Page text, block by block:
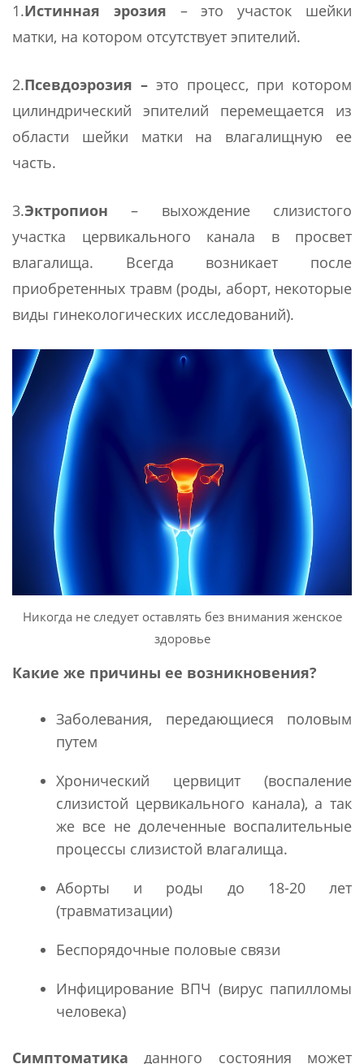
1.Истинная эрозия – это участок шейки
матки, на котором отсутствует эпителий.
2.Псевдоэрозия – это процесс, при котором
цилиндрический эпителий перемещается из
области шейки матки на влагалищную ее
часть.
3.Эктропион – выхождение слизистого
участка цервикального канала в просвет
влагалища. Всегда возникает после
приобретенных травм (роды, аборт, некоторые
виды гинекологических исследований).
Никогда не следует оставлять без внимания женское
здоровье
Какие же причины ее возникновения?
Заболевания, передающиеся половым
путем
Хронический цервицит (воспаление
слизистой цервикального канала), а так
же все не долеченные воспалительные
процессы слизистой влагалища.
Аборты и роды до 18-20 лет
(травматизации)
Беспорядочные половые связи
Инфицирование ВПЧ (вирус папилломы
человека)
Симптоматика данного состояния может